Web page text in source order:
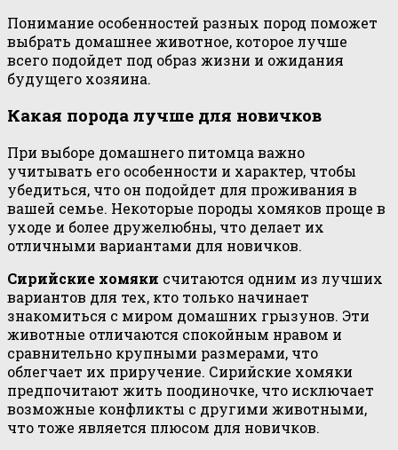
Понимание особенностей разных пород поможет
выбрать домашнее животное, которое лучше
всего подойдет под образ жизни и ожидания
будущего хозяина.
Какая порода лучше для новичков
При выборе домашнего питомца важно
учитывать его особенности и характер, чтобы
убедиться, что он подойдет для проживания в
вашей семье. Некоторые породы хомяков проще в
уходе и более дружелюбны, что делает их
отличными вариантами для новичков.
Сирийские хомяки считаются одним из лучших
вариантов для тех, кто только начинает
знакомиться с миром домашних грызунов. Эти
животные отличаются спокойным нравом и
сравнительно крупными размерами, что
облегчает их приручение. Сирийские хомяки
предпочитают жить поодиночке, что исключает
возможные конфликты с другими животными,
что тоже является плюсом для новичков.